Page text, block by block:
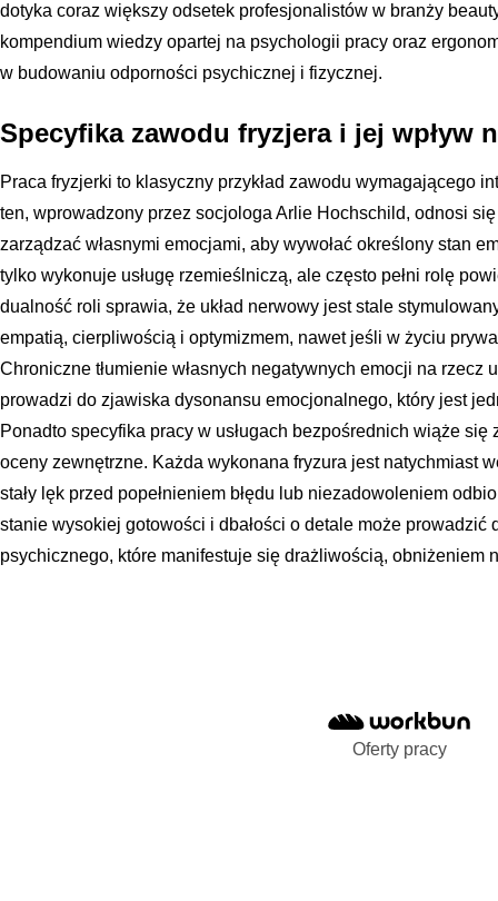
dotyka coraz większy odsetek profesjonalistów w branży
kompendium wiedzy opartej na psychologii pracy oraz
w budowaniu odporności psychicznej i fizycznej.
Specyfika zawodu fryzjera i jej wpływ
Praca fryzjerki to klasyczny przykład zawodu wymagającego
ten, wprowadzony przez socjologa Arlie Hochschild, odnosi
zarządzać własnymi emocjami, aby wywołać określony stan
tylko wykonuje usługę rzemieślniczą, ale często pełni rolę
dualność roli sprawia, że układ nerwowy jest stale
empatią, cierpliwością i optymizmem, nawet jeśli w życiu
Chroniczne tłumienie własnych negatywnych emocji na rzecz
prowadzi do zjawiska dysonansu emocjonalnego, który jest
Ponadto specyfika pracy w usługach bezpośrednich wiąże
oceny zewnętrzne. Każda wykonana fryzura jest natychmiast
stały lęk przed popełnieniem błędu lub niezadowoleniem
stanie wysokiej gotowości i dbałości o detale może prowadzić
psychicznego, które manifestuje się drażliwością, obniżeniem
Oferty pracy